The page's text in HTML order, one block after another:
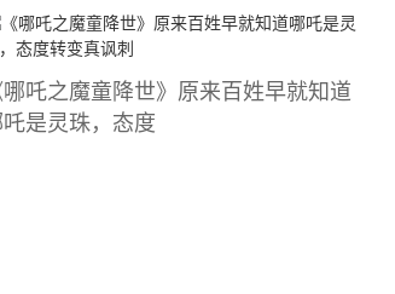
哪吒之魔童降世》原来百姓早就知道
是灵珠，态度